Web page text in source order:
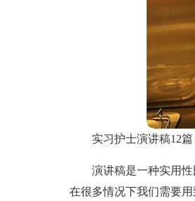
实习护士演讲稿12篇
演讲稿是一种实用
在很多情况下我们需要